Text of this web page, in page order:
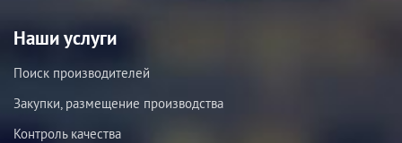
Наши услуги
Поиск производителей
Закупки, размещение производства
Контроль качества